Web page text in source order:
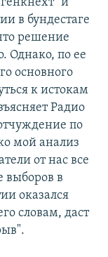
в бундестаге
решение
Однако, по ее
основного
к истокам
Радио
по
мой анализ
от нас все
выборов в
оказался
словам, даст